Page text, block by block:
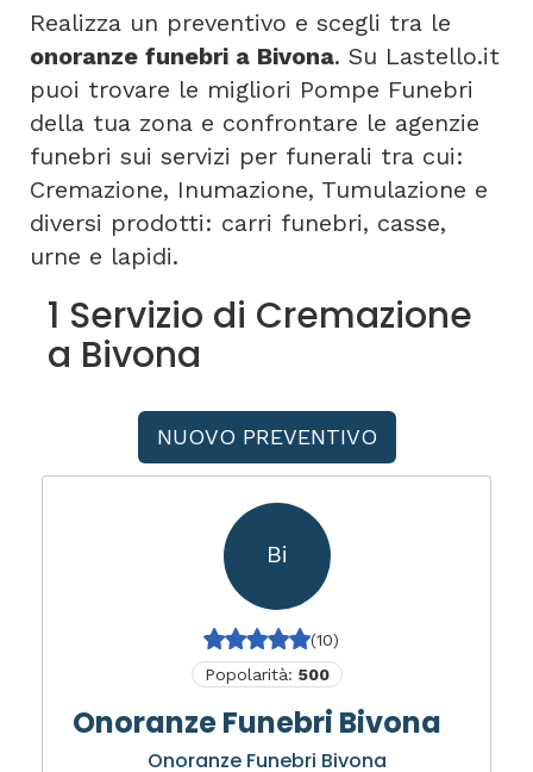
Realizza un preventivo e scegli tra le
onoranze funebri a Bivona. Su Lastello.it
puoi trovare le migliori Pompe Funebri
della tua zona e confrontare le agenzie
funebri sui servizi per funerali tra cui:
Cremazione, Inumazione, Tumulazione e
diversi prodotti: carri funebri, casse,
urne e lapidi.
1 Servizio di Cremazione
a Bivona
NUOVO PREVENTIVO
Bi
(10)
Popolarità: 500
Onoranze Funebri Bivona
Onoranze Funebri Bivona